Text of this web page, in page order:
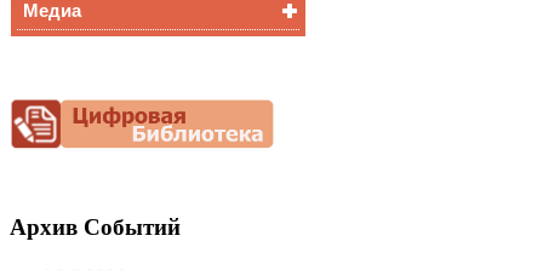
Снижение
документационной
нагрузки
Медиа
Архив Событий